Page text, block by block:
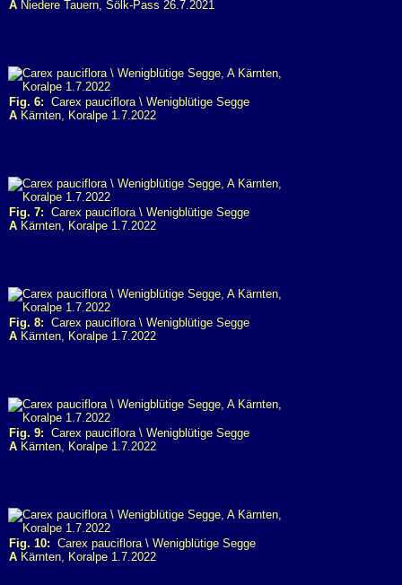
A Niedere Tauern, Sölk-Pass 26.7.2021
Fig. 6: Carex pauciflora \ Wenigblütige Segge
A Kärnten, Koralpe 1.7.2022
Fig. 7: Carex pauciflora \ Wenigblütige Segge
A Kärnten, Koralpe 1.7.2022
Fig. 8: Carex pauciflora \ Wenigblütige Segge
A Kärnten, Koralpe 1.7.2022
Fig. 9: Carex pauciflora \ Wenigblütige Segge
A Kärnten, Koralpe 1.7.2022
Fig. 10: Carex pauciflora \ Wenigblütige Segge
A Kärnten, Koralpe 1.7.2022